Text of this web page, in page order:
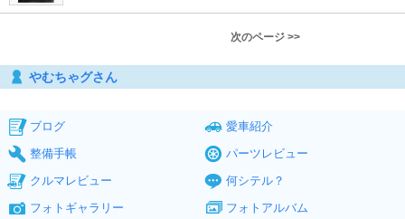
次のページ >>
やむちゃグさん
ブログ
愛車紹介
整備手帳
パーツレビュー
クルマレビュー
何シテル？
フォトギャラリー
フォトアルバム